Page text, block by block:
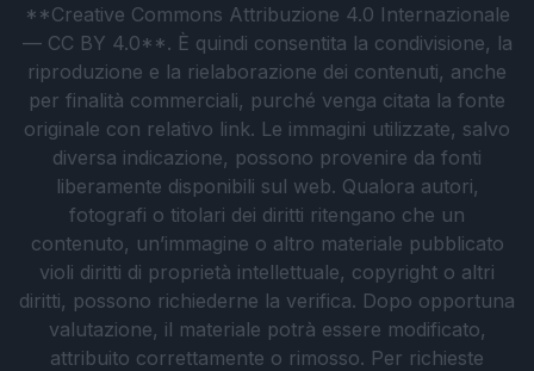
**Creative Commons Attribuzione 4.0 Internazionale
— CC BY 4.0**. È quindi consentita la condivisione, la
riproduzione e la rielaborazione dei contenuti, anche
per finalità commerciali, purché venga citata la fonte
originale con relativo link. Le immagini utilizzate, salvo
diversa indicazione, possono provenire da fonti
liberamente disponibili sul web. Qualora autori,
fotografi o titolari dei diritti ritengano che un
contenuto, un’immagine o altro materiale pubblicato
violi diritti di proprietà intellettuale, copyright o altri
diritti, possono richiederne la verifica. Dopo opportuna
valutazione, il materiale potrà essere modificato,
attribuito correttamente o rimosso. Per richieste